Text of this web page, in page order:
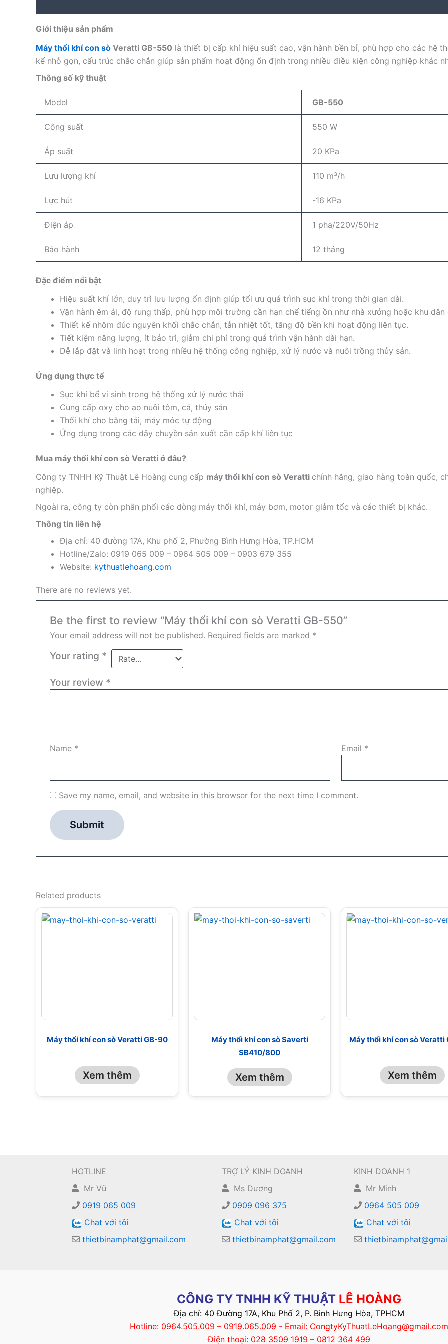
Giới thiệu sản phẩm
Máy thổi khí con sò Veratti GB-550 là thiết bị cấp khí hiệu suất cao, vận hành bền bỉ, phù hợp cho các hệ
kế nhỏ gọn, cấu trúc chắc chắn giúp sản phẩm hoạt động ổn định trong nhiều điều kiện công nghiệp khác
Thông số kỹ thuật
Model GB-550
Công suất 550 W
Áp suất 20 KPa
Lưu lượng khí 110 m³/h
Lực hút -16 KPa
Điện áp 1 pha/220V/50Hz
Bảo hành 12 tháng
Đặc điểm nổi bật
Hiệu suất khí lớn, duy trì lưu lượng ổn định giúp tối ưu quá trình sục khí trong thời gian dài.
Vận hành êm ái, độ rung thấp, phù hợp môi trường cần hạn chế tiếng ồn như nhà xưởng hoặc khu dân
Thiết kế nhôm đúc nguyên khối chắc chắn, tản nhiệt tốt, tăng độ bền khi hoạt động liên tục.
Tiết kiệm năng lượng, ít bảo trì, giảm chi phí trong quá trình vận hành dài hạn.
Dễ lắp đặt và linh hoạt trong nhiều hệ thống công nghiệp, xử lý nước và nuôi trồng thủy sản.
Ứng dụng thực tế
Sục khí bể vi sinh trong hệ thống xử lý nước thải
Cung cấp oxy cho ao nuôi tôm, cá, thủy sản
Thổi khí cho băng tải, máy móc tự động
Ứng dụng trong các dây chuyền sản xuất cần cấp khí liên tục
Mua máy thổi khí con sò Veratti ở đâu?
Công ty TNHH Kỹ Thuật Lê Hoàng cung cấp máy thổi khí con sò Veratti chính hãng, giao hàng toàn quốc,
nghiệp.
Ngoài ra, công ty còn phân phối các dòng máy thổi khí, máy bơm, motor giảm tốc và các thiết bị khác.
Thông tin liên hệ
Địa chỉ: 40 đường 17A, Khu phố 2, Phường Bình Hưng Hòa, TP.HCM
Hotline/Zalo: 0919 065 009 – 0964 505 009 – 0903 679 355
Website: kythuatlehoang.com
There are no reviews yet.
Be the first to review “Máy thổi khí con sò Veratti GB-550”
Your email address will not be published. Required fields are marked *
Your rating *
Your review *
Name * Email *
Save my name, email, and website in this browser for the next time I comment.
Related products
Máy thổi khí con sò Veratti GB-90
Xem thêm
Máy thổi khí con sò Saverti
SB410/800
Xem thêm
Máy thổi khí con sò Veratti
Xem thêm
HOTLINE
Mr Vũ
0919 065 009
Chat với tôi
thietbinamphat@gmail.com
TRỢ LÝ KINH DOANH
Ms Dương
0909 096 375
Chat với tôi
thietbinamphat@gmail.com
KINH DOANH 1
Mr Minh
0964 505 009
Chat với tôi
CÔNG TY TNHH KỸ THUẬT LÊ HOÀNG
Địa chỉ: 40 Đường 17A, Khu Phố 2, P. Bình Hưng Hòa, TPHCM
Hotline: 0964.505.009 – 0919.065.009 - Email: CongtyKyThuatLeHoang@gmail.com
Điện thoại: 028 3509 1919 – 0812 364 499